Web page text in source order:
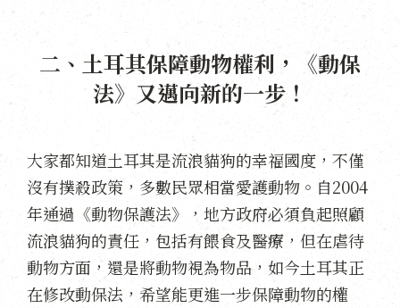
二、土耳其保障動物權利，《動保
法》又邁向新的一步！
大家都知道土耳其是流浪貓狗的幸福國度，不僅
沒有撲殺政策，多數民眾相當愛護動物。自2004
年通過《動物保護法》，地方政府必須負起照顧
流浪貓狗的責任，包括有餵食及醫療，但在虐待
動物方面，還是將動物視為物品，如今土耳其正
在修改動保法，希望能更進一步保障動物的權